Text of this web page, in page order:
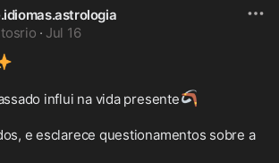
· Jul 16
influi na vida presente🪃
e esclarece questionamentos sobre a